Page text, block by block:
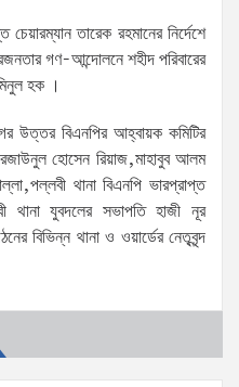
তারেক রহমানের নির্দেশে
গণ-আন্দোলনে শহীদ পরিবারের
হক ।
উত্তর বিএনপির আহ্বায়ক কমিটির
হোসেন রিয়াজ,মাহাবুব আলম
থানা বিএনপি ভারপ্রাপ্ত
থানা যুবদলের সভাপতি হাজী নূর
বিভিন্ন থানা ও ওয়ার্ডের নেতৃবৃন্দ